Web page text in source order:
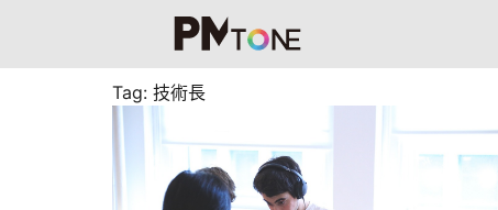
Tag: 技術長